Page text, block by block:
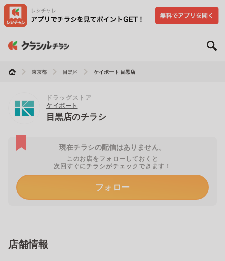
東京都 目黒区 ケイポート 目黒店
ドラッグストア
ケイポート
目黒店のチラシ
現在チラシの配信はありません。
このお店をフォローしておくと
次回すぐにチラシがチェックできます！
フォロー
店舗情報